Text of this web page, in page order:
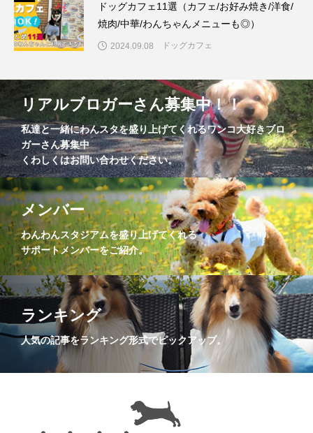
ドッグカフェ11選（カフェ/お好み焼き/洋食/
焼肉/中華/わんちゃんメニューも◎）
2024.09.08 ドッグカフェ
リアルブロガーさん募集中！！
私達と一緒にわんスタを盛り上げてくれるワンコ大好きブロ
ガーさん募集中
くわしくはお問い合わせください。
メンバー
わんわんスタジアムを盛り上げてくれる
サポートメンバーをご紹介。
ランキング
人気の記事をランキング形式でピックアップ。